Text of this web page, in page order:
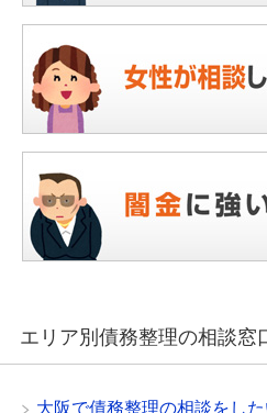
エリア別債務整理の相談窓
大阪で債務整理の相談をし